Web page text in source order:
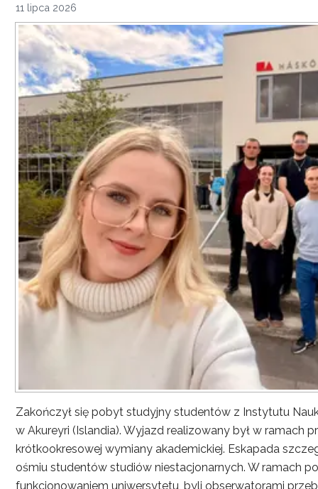
11 lipca 2026
Zakończył się pobyt studyjny studentów z Instytutu
w Akureyri (Islandia). Wyjazd realizowany był w ramach
krótkookresowej wymiany akademickiej. Eskapada
ośmiu studentów studiów niestacjonarnych. W ramach
funkcjonowaniem uniwersytetu, byli obserwatorami